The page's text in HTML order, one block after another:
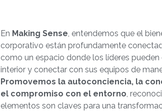
En Making Sense, entendemos que el
corporativo están profundamente
como un espacio donde los líderes
interior y conectar con sus equipos de
Promovemos la autoconciencia, la
el compromiso con el entorno,
elementos son claves para una